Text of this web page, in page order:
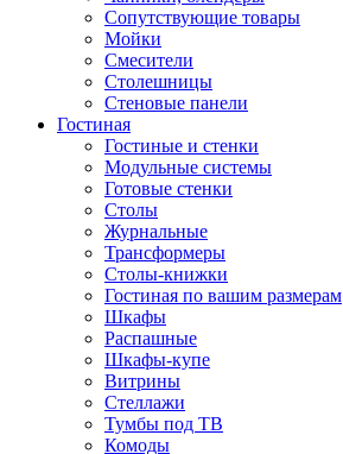
Сопутствующие товары
Мойки
Смесители
Столешницы
Стеновые панели
Гостиная
Гостиные и стенки
Модульные системы
Готовые стенки
Столы
Журнальные
Трансформеры
Столы-книжки
Гостиная по вашим размерам
Шкафы
Распашные
Шкафы-купе
Витрины
Стеллажи
Тумбы под ТВ
Комоды